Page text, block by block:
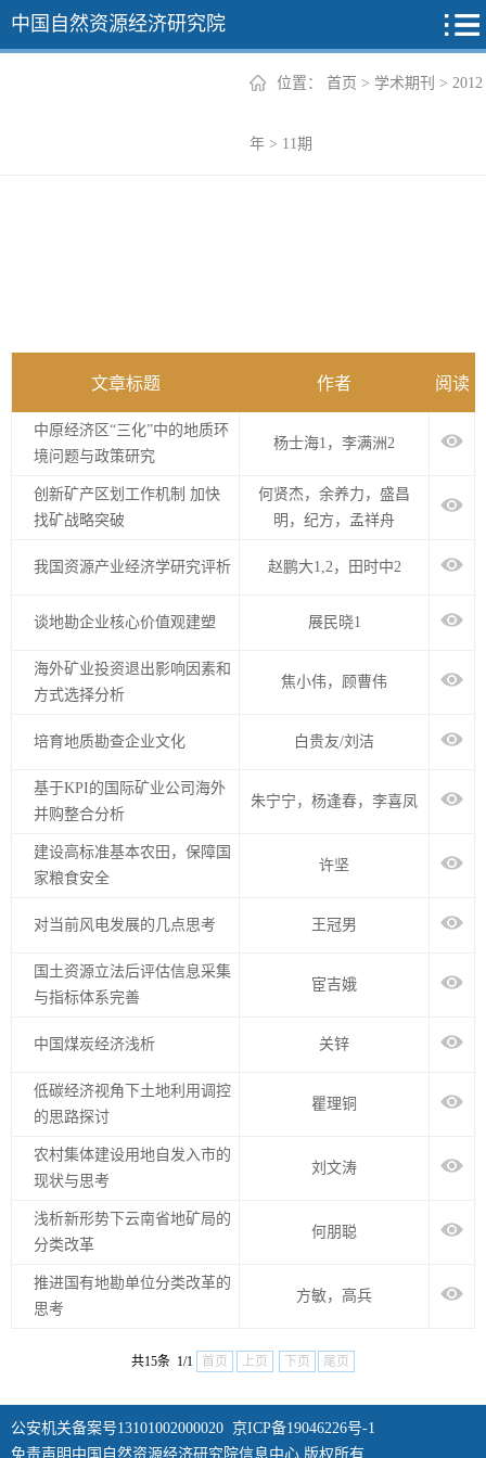
中国自然资源经济研究院
+
位置： 首页 > 学术期刊 > 2012
年 > 11期
文章标题 作者 阅读
中原经济区“三化”中的地质环
境问题与政策研究
杨士海1，李满洲2
创新矿产区划工作机制 加快
找矿战略突破
何贤杰，余养力，盛昌
明，纪方，孟祥舟
我国资源产业经济学研究评析 赵鹏大1,2，田时中2
谈地勘企业核心价值观建塑 展民晓1
海外矿业投资退出影响因素和
方式选择分析
焦小伟，顾曹伟
培育地质勘查企业文化 白贵友/刘洁
基于KPI的国际矿业公司海外
并购整合分析
朱宁宁，杨逢春，李喜凤
建设高标准基本农田，保障国
家粮食安全
许坚
对当前风电发展的几点思考 王冠男
国土资源立法后评估信息采集
与指标体系完善
宦吉娥
中国煤炭经济浅析 关锌
低碳经济视角下土地利用调控
的思路探讨
瞿理铜
农村集体建设用地自发入市的
现状与思考
刘文涛
浅析新形势下云南省地矿局的
分类改革
何朋聪
推进国有地勘单位分类改革的
思考
方敏，高兵
共15条 1/1 首页 上页 下页 尾页
公安机关备案号13101002000020 京ICP备19046226号-1
免责声明中国自然资源经济研究院信息中心 版权所有